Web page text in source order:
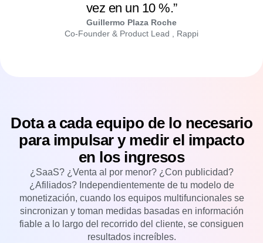
vez en un 10 %.”
Guillermo Plaza Roche
Co-Founder & Product Lead , Rappi
Dota a cada equipo de lo necesario
para impulsar y medir el impacto
en los ingresos
¿SaaS? ¿Venta al por menor? ¿Con publicidad?
¿Afiliados? Independientemente de tu modelo de
monetización, cuando los equipos multifuncionales se
sincronizan y toman medidas basadas en información
fiable a lo largo del recorrido del cliente, se consiguen
resultados increíbles.